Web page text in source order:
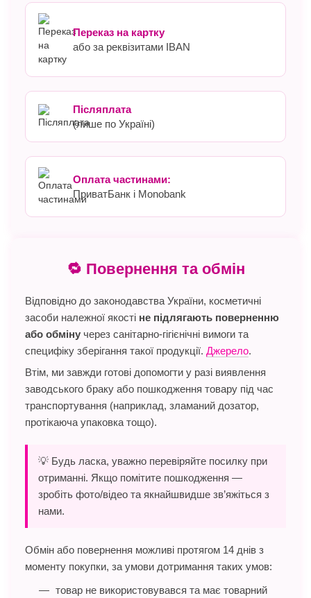
Переказ на картку
або за реквізитами IBAN
Післяплата
(лише по Україні)
Оплата частинами:
ПриватБанк і Monobank
🔁 Повернення та обмін
Відповідно до законодавства України, косметичні
засоби належної якості не підлягають поверненню
або обміну через санітарно-гігієнічні вимоги та
специфіку зберігання такої продукції. Джерело.
Втім, ми завжди готові допомогти у разі виявлення
заводського браку або пошкодження товару під час
транспортування (наприклад, зламаний дозатор,
протікаюча упаковка тощо).
💡 Будь ласка, уважно перевіряйте посилку при
отриманні. Якщо помітите пошкодження —
зробіть фото/відео та якнайшвидше зв’яжіться з
нами.
Обмін або повернення можливі протягом 14 днів з
моменту покупки, за умови дотримання таких умов:
товар не використовувався та має товарний